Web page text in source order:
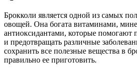
Брокколи является одной из самых
овощей. Она богата витаминами,
антиоксидантами, которые помогают
и предотвращать различные
сохранить все полезные вещества в
правильно ее приготовить.